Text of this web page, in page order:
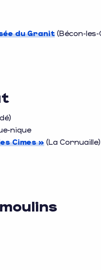
du Granit (Bécon-
nique
Cimes » (La Cornuaille)